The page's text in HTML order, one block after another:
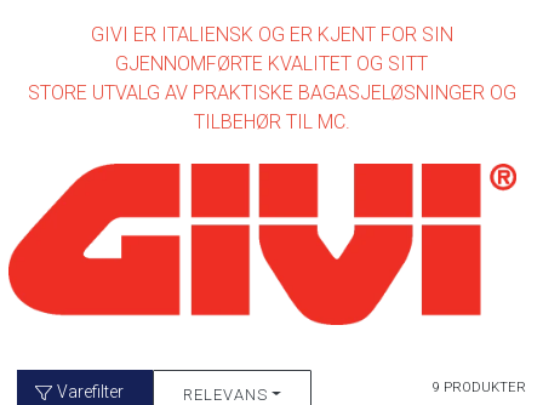
GIVI ER ITALIENSK OG ER KJENT FOR SIN
GJENNOMFØRTE KVALITET OG SITT
STORE UTVALG AV PRAKTISKE BAGASJELØSNINGER OG
TILBEHØR TIL MC.
Varefilter RELEVANS 9 PRODUKTER